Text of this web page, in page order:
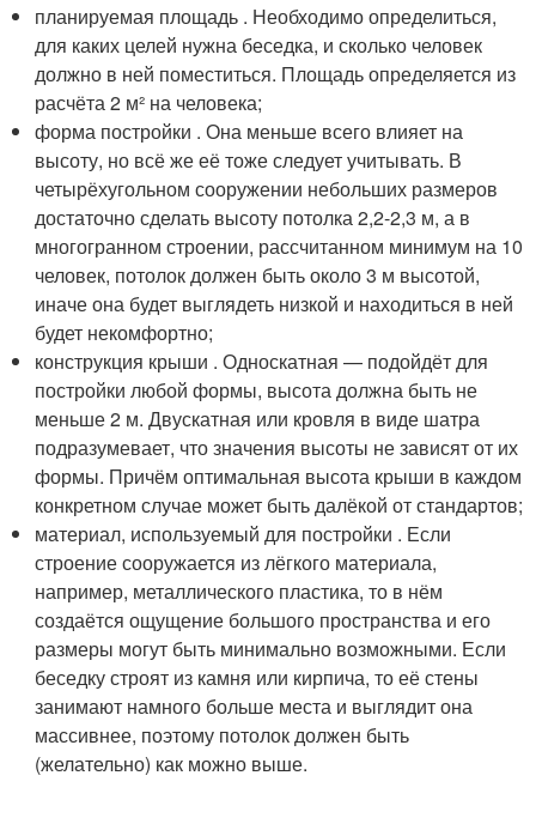
планируемая площадь . Необходимо определиться,
для каких целей нужна беседка, и сколько человек
должно в ней поместиться. Площадь определяется из
расчёта 2 м² на человека;
форма постройки . Она меньше всего влияет на
высоту, но всё же её тоже следует учитывать. В
четырёхугольном сооружении небольших размеров
достаточно сделать высоту потолка 2,2-2,3 м, а в
многогранном строении, рассчитанном минимум на 10
человек, потолок должен быть около 3 м высотой,
иначе она будет выглядеть низкой и находиться в ней
будет некомфортно;
конструкция крыши . Односкатная — подойдёт для
постройки любой формы, высота должна быть не
меньше 2 м. Двускатная или кровля в виде шатра
подразумевает, что значения высоты не зависят от их
формы. Причём оптимальная высота крыши в каждом
конкретном случае может быть далёкой от стандартов;
материал, используемый для постройки . Если
строение сооружается из лёгкого материала,
например, металлического пластика, то в нём
создаётся ощущение большого пространства и его
размеры могут быть минимально возможными. Если
беседку строят из камня или кирпича, то её стены
занимают намного больше места и выглядит она
массивнее, поэтому потолок должен быть
(желательно) как можно выше.